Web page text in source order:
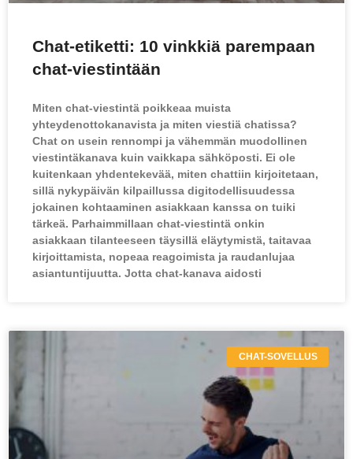
Chat-etiketti: 10 vinkkiä parempaan
chat-viestintään
Miten chat-viestintä poikkeaa muista
yhteydenottokanavista ja miten viestiä chatissa?
Chat on usein rennompi ja vähemmän muodollinen
viestintäkanava kuin vaikkapa sähköposti. Ei ole
kuitenkaan yhdentekevää, miten chattiin kirjoitetaan,
sillä nykypäivän kilpaillussa digitodellisuudessa
jokainen kohtaaminen asiakkaan kanssa on tuiki
tärkeä. Parhaimmillaan chat-viestintä onkin
asiakkaan tilanteeseen täysillä eläytymistä, taitavaa
kirjoittamista, nopeaa reagoimista ja raudanlujaa
asiantuntijuutta. Jotta chat-kanava aidosti
CHAT-SOVELLUS